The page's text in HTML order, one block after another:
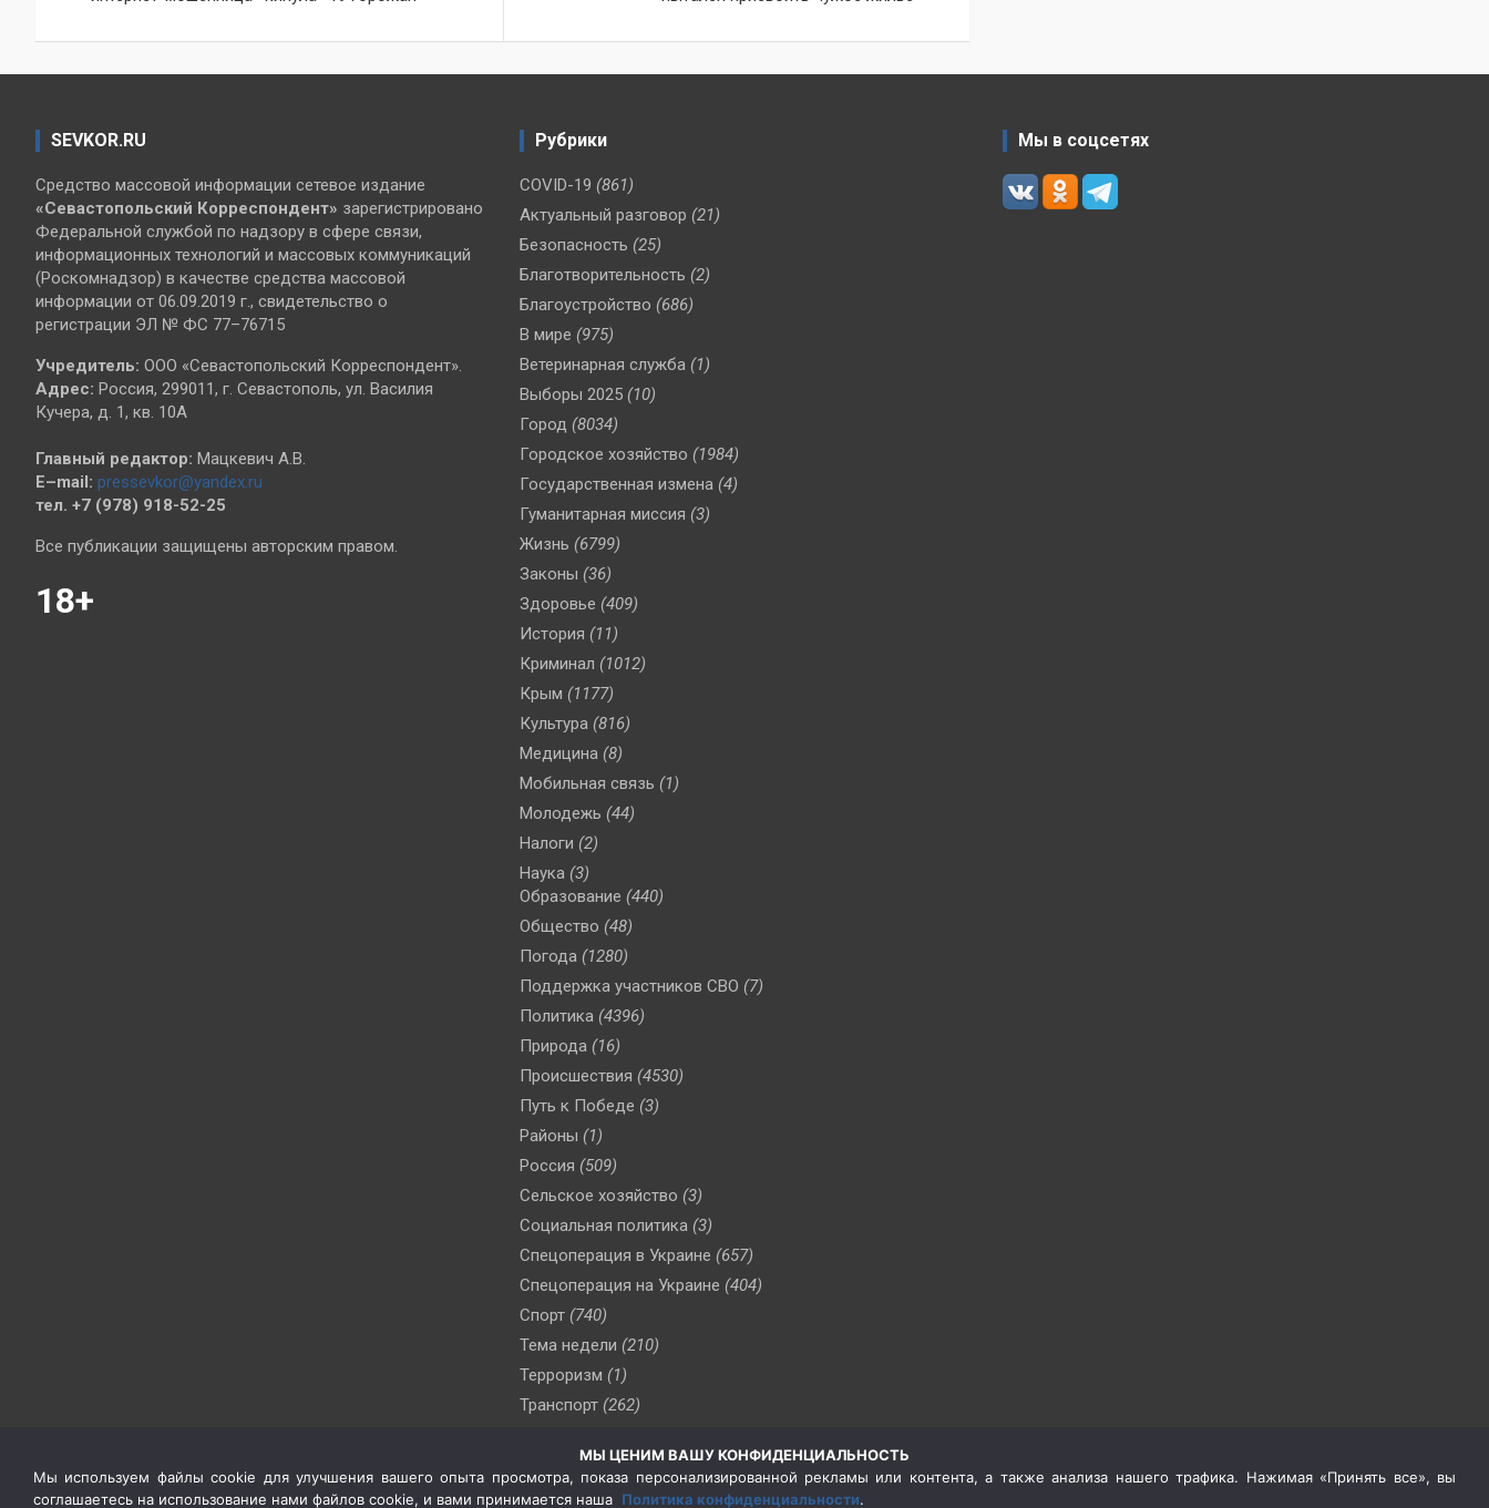
записям
SEVKOR.RU
Средство массовой информации сетевое издание
«Севастопольский Корреспондент» зарегистрировано
Федеральной службой по надзору в сфере связи,
информационных технологий и массовых коммуникаций
(Роскомнадзор) в качестве средства массовой
информации от 06.09.2019 г., свидетельство о
регистрации ЭЛ № ФС 77–76715
Учредитель: ООО «Севастопольский Корреспондент».
Адрес: Россия, 299011, г. Севастополь, ул. Василия
Кучера, д. 1, кв. 10А
Главный редактор: Мацкевич А.В.
E–mail: pressevkor@yandex.ru
тел. +7 (978) 918-52-25
Все публикации защищены авторским правом.
18+
Рубрики
COVID-19 (861)
Актуальный разговор (21)
Безопасность (25)
Благотворительность (2)
Благоустройство (686)
В мире (975)
Ветеринарная служба (1)
Выборы 2025 (10)
Город (8034)
Городское хозяйство (1984)
Государственная измена (4)
Гуманитарная миссия (3)
Жизнь (6799)
Законы (36)
Здоровье (409)
История (11)
Криминал (1012)
Крым (1177)
Культура (816)
Медицина (8)
Мобильная связь (1)
Молодежь (44)
Налоги (2)
Наука (3)
Образование (440)
Общество (48)
Погода (1280)
Поддержка участников СВО (7)
Политика (4396)
Природа (16)
Происшествия (4530)
Путь к Победе (3)
Районы (1)
Россия (509)
Сельское хозяйство (3)
Социальная политика (3)
Спецоперация в Украине (657)
Спецоперация на Украине (404)
Спорт (740)
Тема недели (210)
Терроризм (1)
Транспорт (262)
(76)
Цены (2)
Мы в соцсетях
МЫ ЦЕНИМ ВАШУ КОНФИДЕНЦИАЛЬНОСТЬ
Мы используем файлы cookie для улучшения вашего опыта просмотра, показа персонализированной рекламы или контента, а также анализа нашего трафика. Нажимая «Принять все», вы
соглашаетесь на использование нами файлов cookie, и вами принимается наша Политика конфиденциальности.